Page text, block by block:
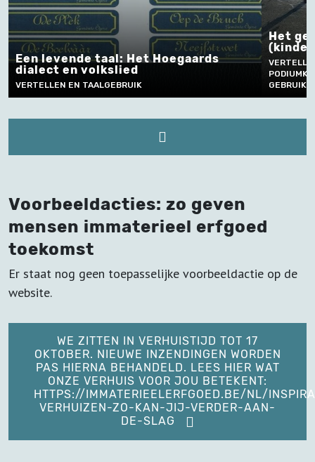
taal: Het Hoegaards
volkslied
EN TAALGEBRUIK
Het gebruik van
VERTELLEN EN
PODIUMKUNSTEN,
GEBRUIKEN, SPORT EN
Voorbeeldacties: zo geven
mensen immaterieel erfgoed
toekomst
Er staat nog geen toepasselijke voorbeeldactie op de
website.
WE ZITTEN IN VERHUISTIJD TOT 17
OKTOBER. NIEUWE INZENDINGEN WORDEN
PAS HIERNA BEHANDELD. LEES HIER WAT
ONZE VERHUIS VOOR JOU BETEKENT:
HTTPS://IMMATERIEELERFGOED.BE/NL/
VERHUIZEN-ZO-KAN-JIJ-VERDER-AAN-
DE-SLAG